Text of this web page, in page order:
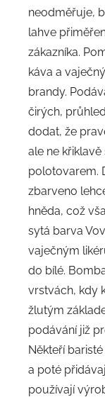
neodměřuje,
lahve
zákazníka.
káva a
brandy.
čirých,
dodat, že
ale ne
polotovarem.
zbarveno
hněda, což
sytá barva
vaječným
do bílé.
vrstvách, kdy
žlutým
podávání již
Někteří
a poté
používají